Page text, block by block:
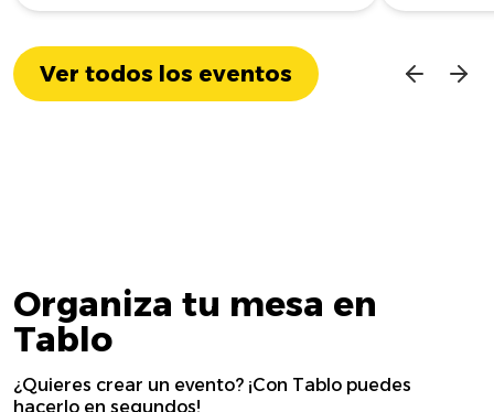
Ver todos los eventos
Organiza tu mesa en
Tablo
¿Quieres crear un evento? ¡Con Tablo puedes
hacerlo en segundos!